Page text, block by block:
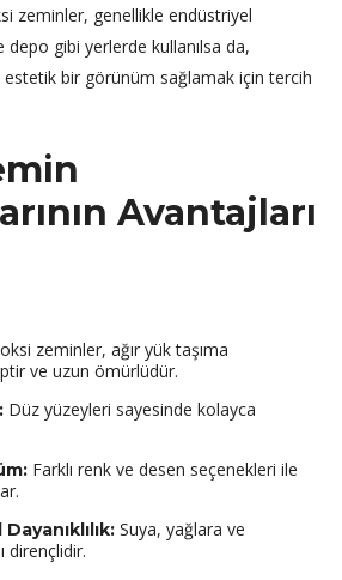
zeminler, genellikle endüstriyel
gibi yerlerde kullanılsa da,
bir görünüm sağlamak için tercih
Avantajları
zeminler, ağır yük taşıma
ve uzun ömürlüdür.
Düz yüzeyleri sayesinde kolayca
Farklı renk ve desen seçenekleri ile
Suya, yağlara ve
dirençlidir.